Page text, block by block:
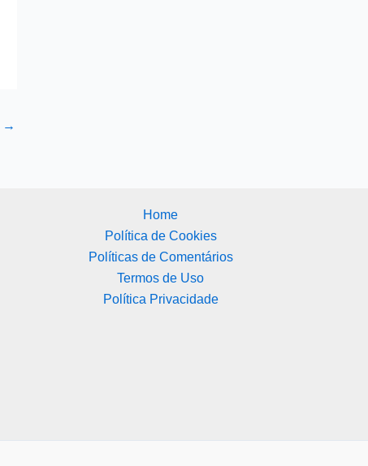
→
Home
Política de Cookies
Políticas de Comentários
Termos de Uso
Política Privacidade